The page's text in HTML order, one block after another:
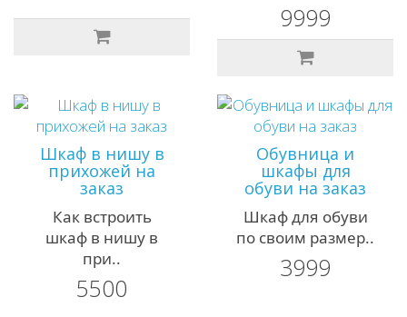
9999
Шкаф в нишу в
прихожей на
заказ
Как встроить
шкаф в нишу в
при..
5500
Обувница и
шкафы для
обуви на заказ
Шкаф для обуви
по своим размер..
3999